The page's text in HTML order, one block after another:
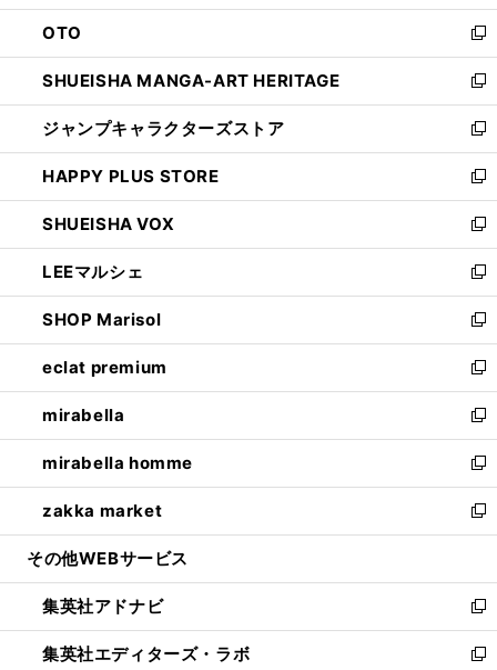
ウ
で
開
く
ン
ド
ウ
で
開
く
OTO
新
し
い
ウ
ィ
ン
ド
ウ
で
開
く
SHUEISHA MANGA-ART HERITAGE
新
し
い
ウ
ィ
ン
ド
ウ
で
開
く
ジャンプキャラクターズストア
新
し
い
ウ
ィ
ン
ド
ウ
で
開
く
HAPPY PLUS STORE
新
し
い
ウ
ィ
ン
ド
ウ
で
開
く
SHUEISHA VOX
新
し
い
ウ
ィ
ン
ド
ウ
で
開
く
LEEマルシェ
新
し
い
ウ
ィ
ン
ド
ウ
で
開
く
SHOP Marisol
新
し
い
ウ
ィ
ン
ド
ウ
で
開
eclat premium
新
し
い
ウ
ィ
ン
ド
ウ
開
く
mirabella
新
し
い
ウ
ィ
ン
ウ
で
開
く
mirabella homme
新
し
い
ウ
ン
ド
ウ
で
zakka market
新
し
ウ
ィ
ン
ド
その他WEBサービス
集英社アドナビ
新
し
い
集英社エディターズ・ラボ
新